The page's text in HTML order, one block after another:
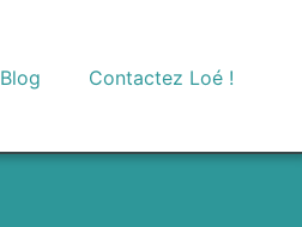
Blog Contactez Loé !